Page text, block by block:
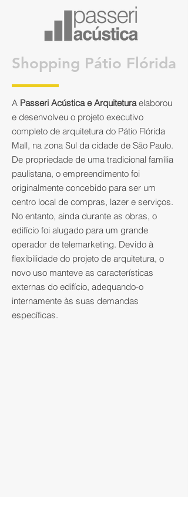
Shopping Pátio Flórida
A Passeri Acústica e Arquiteturaelaborou
e desenvolveu o projeto executivo
completo de arquitetura do Pátio Flórida
Mall, na zona Sul da cidade de São Paulo.
De propriedade de uma tradicional família
paulistana, o empreendimento foi
originalmente concebido para ser um
centro local de compras, lazer e serviços.
No entanto, ainda durante as obras, o
edifício foi alugado para um grande
operador de telemarketing. Devido à
flexibilidade do projeto de arquitetura, o
novo uso manteve as características
externas do edifício, adequando-o
internamente às suas demandas
específicas.